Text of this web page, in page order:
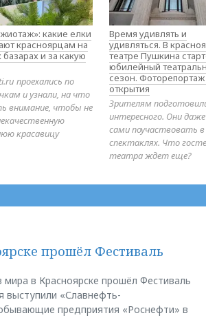
какие елки
красноярцам на
и за какую
проехались по
и узнали, на что
внимание, чтобы не
красавицу
Время удивлять и
удивляться. В
театре Пушкина
юбилейный
сезон. Фоторепортаж
открытия
Зрителям
интересного. Они
сами поучаствовать в
спектаклях. Что
театра ждет еще?
прошёл Фестиваль
в Красноярске прошёл Фестиваль
выступили «Славнефть-
предприятия «Роснефти» в